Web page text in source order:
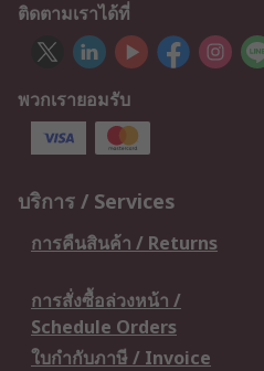
ติดตามเราได้ที่
พวกเรายอมรับ
บริการ / Services
การคืนสินค้า / Returns
การสั่งซื้อล่วงหน้า /
Schedule Orders
ใบกำกับภาษี / Invoice